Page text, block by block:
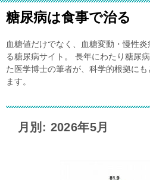
糖尿病は食事で治る
血糖値だけでなく、血糖変動・慢性
る糖尿病サイト。 長年にわたり糖尿
た医学博士の筆者が、科学的根拠に
ます。
月別: 2026年5月